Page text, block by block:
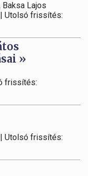
Lajos
Utolsó frissítés:
»
frissítés:
Utolsó frissítés: